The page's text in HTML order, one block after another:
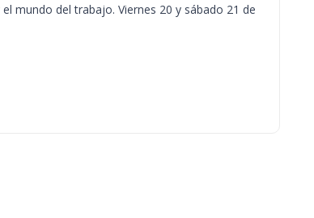
mundo del trabajo. Viernes 20 y sábado 21 de